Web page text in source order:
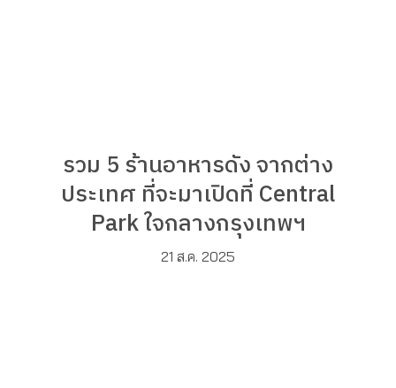
รวม 5 ร้านอาหารดัง จากต่าง
ประเทศ ที่จะมาเปิดที่ Central
Park ใจกลางกรุงเทพฯ
21 ส.ค. 2025